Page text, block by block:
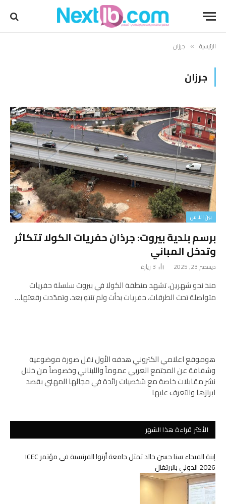
الرئيسية » جرزان
جرزان
بين الناس
برسم بلدية بيروت: جرذان حفريات الكولا تتكاثر
وتدخل المباني
ديسمبر 23, 2025 3 زيارة
منذ نحو شهرين، تشهد منطقة الكولا في بيروت سلسلة حفريات
متواصلة تحت الطرقات، حفريات بدأت ولم تنتهِ بعد، وتمدّدت رقعتها…
هوموقع اعلامي الكتروني هدفه الأول نقل صورة موضوعية
وشفافة عن المجتمع العربي عموماً واللبناني وخصوصاً من خلال
نشر مقابلات خاصة مع شخصيات رائدة في مجالها المهني بقصد
ابرازها والتعرف عليها
الأكثر قراءة هذا الشهر
إبنة الفيحاء سنا حسن خالد تمثل جامعة أرتوا الفرنسية في مؤتمر ICEC
2026 الدولي بالبرتغال